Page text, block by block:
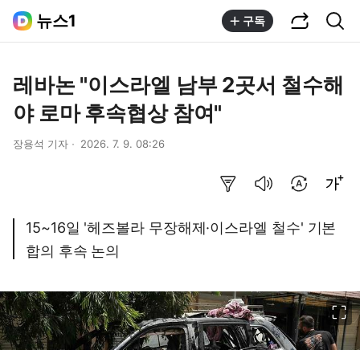
뉴스1 구독
레바논 "이스라엘 남부 2곳서 철수해
야 로마 후속협상 참여"
장용석 기자 2026. 7. 9. 08:26
15~16일 '헤즈볼라 무장해제·이스라엘 철수' 기본
합의 후속 논의